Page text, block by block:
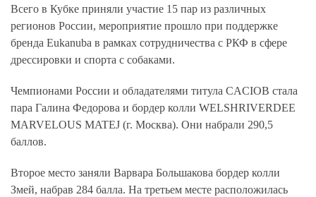
Всего в Кубке приняли участие 15 пар из различных
регионов России, мероприятие прошло при поддержке
бренда Eukanuba в рамках сотрудничества с РКФ в сфере
дрессировки и спорта с собаками.
Чемпионами России и обладателями титула CACIOB стала
пара Галина Федорова и бордер колли WELSHRIVERDEE
MARVELOUS MATEJ (г. Москва). Они набрали 290,5
баллов.
Второе место заняли Варвара Большакова бордер колли
Змей, набрав 284 балла. На третьем месте расположилась